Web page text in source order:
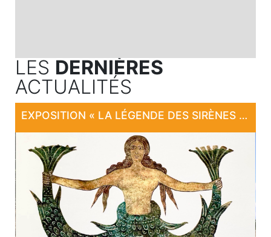
LES DERNIÈRES
ACTUALITÉS
EXPOSITION « LA LÉGENDE DES SIRÈNES DE LARAMIÈRE »